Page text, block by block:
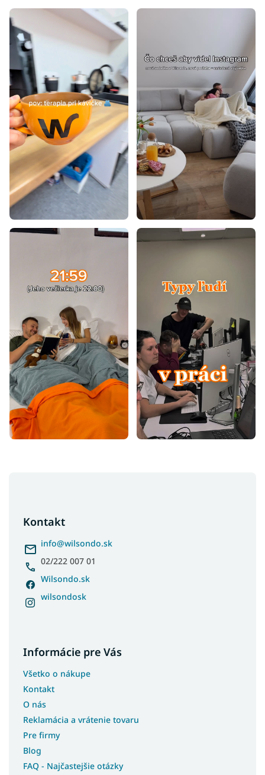
Kontakt
info@wilsondo.sk
02/222 007 01
Wilsondo.sk
wilsondosk
Informácie pre Vás
Všetko o nákupe
Kontakt
O nás
Reklamácia a vrátenie tovaru
Pre firmy
Blog
FAQ - Najčastejšie otázky